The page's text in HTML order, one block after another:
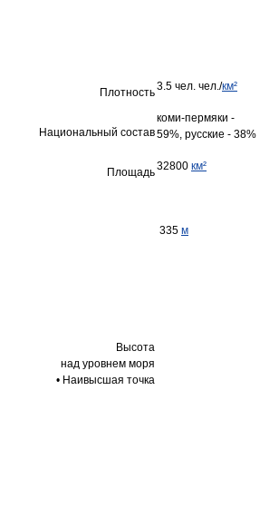
Плотность3.5 чел. чел./км²
Национальный состав
коми-пермяки -
59%, русские - 38%
Площадь32800 км²
Высота
над уровнем моря
• Наивысшая точка
335 м